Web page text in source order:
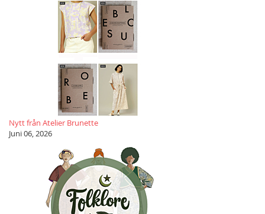
Nytt från Atelier Brunette
Juni 06, 2026